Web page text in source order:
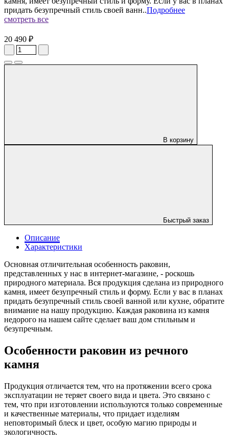
придать безупречный стиль своей ванн..Подробнее
смотреть все
20 490 ₽
В корзину
Быстрый заказ
Описание
Характеристики
Основная отличительная особенность раковин,
представленных у нас в интернет-магазине, - роскошь
природного материала. Вся продукция сделана из природного
камня, имеет безупречный стиль и форму. Если у вас в планах
придать безупречный стиль своей ванной или кухне, обратите
внимание на нашу продукцию. Каждая раковина из камня
недорого на нашем сайте сделает ваш дом стильным и
безупречным.
Особенности раковин из речного
камня
Продукция отличается тем, что на протяжении всего срока
эксплуатации не теряет своего вида и цвета. Это связано с
тем, что при изготовлении используются только современные
и качественные материалы, что придает изделиям
неповторимый блеск и цвет, особую магию природы и
экологичность.